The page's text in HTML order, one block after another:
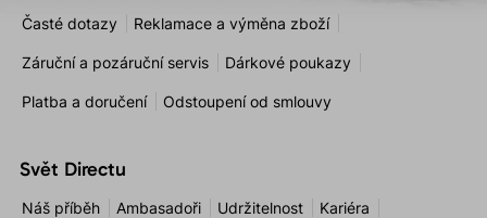
Časté dotazy Reklamace a výměna zboží
Záruční a pozáruční servis Dárkové poukazy
Platba a doručení Odstoupení od smlouvy
Svět Directu
Náš příběh Ambasadoři Udržitelnost Kariéra